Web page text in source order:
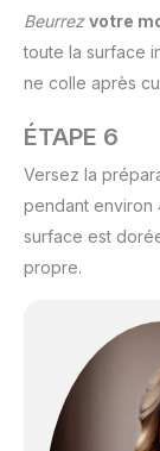
Beurrez votre
toute la surface
ne colle après
ÉTAPE 6
Versez la
pendant environ
surface est
propre.